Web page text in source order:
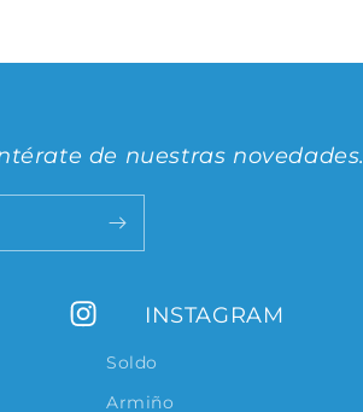
INSTAGRAM
Soldo
Armiño
de nuestras novedades.